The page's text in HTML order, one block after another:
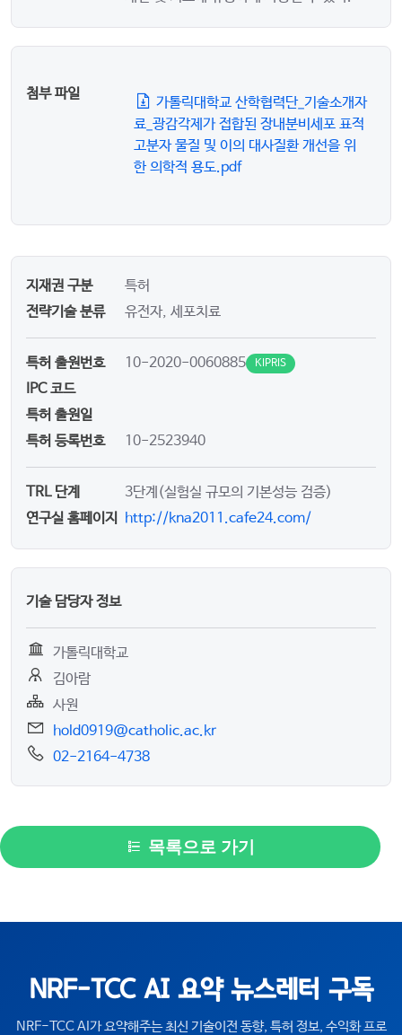
첨부 파일
가톨릭대학교 산학협력단_기술소개자
료_광감각제가 접합된 장내분비세포 표적
고분자 물질 및 이의 대사질환 개선을 위
한 의학적 용도.pdf
지재권 구분
특허
전략기술 분류
유전자, 세포치료
특허 출원번호 10-2020-0060885 KIPRIS
IPC 코드
특허 출원일
특허 등록번호
10-2523940
TRL 단계
3단계(실험실 규모의 기본성능 검증)
연구실 홈페이지
http://kna2011.cafe24.com/
기술 담당자 정보
가톨릭대학교
김아람
사원
hold0919@catholic.ac.kr
02-2164-4738
목록으로 가기
NRF-TCC AI 요약 뉴스레터 구독
NRF-TCC AI가 요약해주는 최신 기술이전 동향, 특허 정보, 수익화 프로